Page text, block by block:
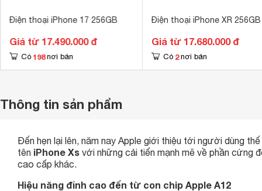
Điện thoại iPhone 17 256GB
Giá từ 17.490.000 đ
Có 198 nơi bán
Điện thoại iPhone XR 256GB
Giá từ 17.680.000 đ
Có 2 nơi bán
Thông tin sản phẩm
Đến hẹn lại lên, năm nay Apple giới thiệu tới người dùng
tên iPhone Xs với những cải tiến mạnh mẽ về phần cứng
cao cấp khác.
Hiệu năng đỉnh cao đến từ con chip Apple A12